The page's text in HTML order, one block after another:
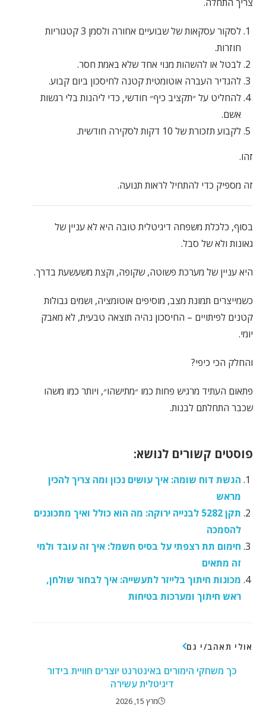
לסקור עסקאות של שבועיים אחורה ולסמן 3 קטגוריות
חוזרות.
לבטל או להשהות מנוי אחד שלא באמת חסר.
להגדיר העברה אוטומטית קטנה לחיסכון ביום קבוע.
להחליט על ״תקציב כיף״ חודשי, כדי ליהנות בלי רגשות
אשם.
לקבוע תזכורת של 10 דקות לסקירה חודשית.
זהו.
זה מספיק כדי להתחיל לראות תנועה.
בסוף, כלכלת משפחה דיגיטלית טובה היא לא עניין של
גאונות ולא של סבל.
היא עניין של מערכת פשוטה, שקופה, וקצת משעשעת בדרך.
כשמייצרים תמונת מצב, מוסיפים אוטומציה, ושמים גבולות
קטנים לפיתויים – החיסכון נהיה תוצאה טבעית, לא מאבק
יומי.
והחלק הכי כיפי?
פתאום העתיד מרגיש פחות כמו ״מתישהו״, ויותר כמו משהו
שכבר התחלתם לבנות.
פוסטים קשורים לנושא:
הגשת דוח שומה: איך עושים נכון ומה צריך להכין
מראש
תקן 5282 לבנייה ירוקה: מה הוא כולל ואיך מתכוננים
להסמכה
חימום תת רצפתי על בסיס חשמל: איך זה עובד ולמי
זה מתאים
מכונות חיתוך בלייזר לתעשייה: איך לבחור שולחן,
ראש חיתוך ומערכות בטיחות
אולי תאהב/י גם
כך משחקי הימורים באינטרנט יוצרים חוויית בידור
דיגיטלית עשירה
מרץ 15, 2026